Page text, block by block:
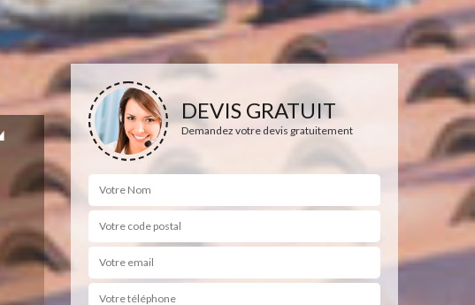
DEVIS GRATUIT
Demandez votre devis gratuitement